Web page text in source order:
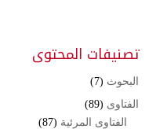
تصنيفات المحتوى
البحوث (7)
الفتاوى (89)
الفتاوى المرئية (87)